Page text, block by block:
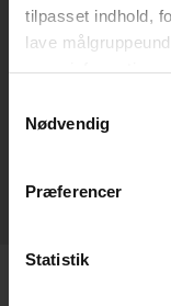
tilpasset indhold,
lave
tilbage eller ændre
Indsamle
Nødvendig
Præferencer
Statistik
Ser du månen,
Flatliners 2017
Kapgang
Mænd der hader
To verdener
Drømmen
Fukssvansen
Portland (1996)